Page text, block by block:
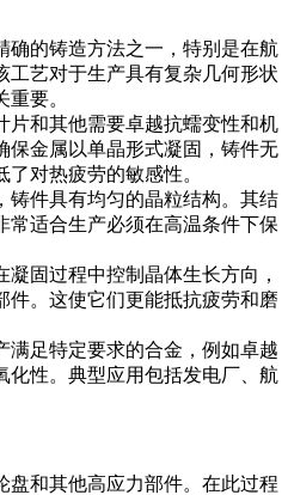
确的铸造方法之一，特别是在航
工艺对于生产具有复杂几何形状
要。
片和其他需要卓越抗蠕变性和机
保金属以单晶形式凝固，铸件无
对热疲劳的敏感性。
铸件具有均匀的晶粒结构。其结
常适合生产必须在高温条件下保
凝固过程中控制晶体生长方向，
件。这使它们更能抵抗疲劳和磨
满足特定要求的合金，例如卓越
化性。典型应用包括发电厂、航
盘和其他高应力部件。在此过程